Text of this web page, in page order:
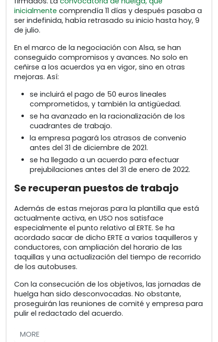
inicialmente comprendía 11 días y después pasaba a
ser indefinida, había retrasado su inicio hasta hoy, 9
de julio.
En el marco de la negociación con Alsa, se han
conseguido compromisos y avances. No solo en
ceñirse a los acuerdos ya en vigor, sino en otras
mejoras. Así:
se incluirá el pago de 50 euros lineales
comprometidos, y también la antigüedad.
se ha avanzado en la racionalización de los
cuadrantes de trabajo.
la empresa pagará los atrasos de convenio
antes del 31 de diciembre de 2021.
se ha llegado a un acuerdo para efectuar
prejubilaciones antes del 31 de enero de 2022.
Se recuperan puestos de trabajo
Además de estas mejoras para la plantilla que está
actualmente activa, en USO nos satisface
especialmente el punto relativo al ERTE. Se ha
acordado sacar de dicho ERTE a varios taquilleros y
conductores, con ampliación del horario de las
taquillas y una actualización del tiempo de recorrido
de los autobuses.
Con la consecución de los objetivos, las jornadas de
huelga han sido desconvocadas. No obstante,
proseguirán las reuniones de comité y empresa para
pulir el redactado del acuerdo.
MORE